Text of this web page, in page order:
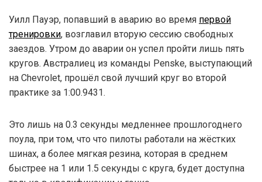
Уилл Пауэр, попавший в аварию во время первой
тренировки, возглавил вторую сессию свободных
заездов. Утром до аварии он успел пройти лишь пять
кругов. Австралиец из команды Penske, выступающий
на Chevrolet, прошёл свой лучший круг во второй
практике за 1:00.9431.
Это лишь на 0.3 секунды медленнее прошлогоднего
поула, при том, что что пилоты работали на жёстких
шинах, а более мягкая резина, которая в среднем
быстрее на 1 или 1.5 секунды с круга, будет доступна